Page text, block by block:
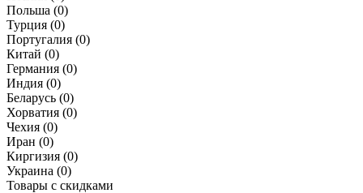
Польша (0)
Турция (0)
Португалия (0)
Китай (0)
Германия (0)
Индия (0)
Беларусь (0)
Хорватия (0)
Чехия (0)
Иран (0)
Киргизия (0)
Украина (0)
Товары с скидками